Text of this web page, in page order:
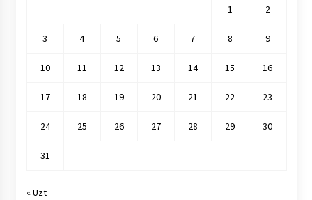
1
2
3 4 5 6 7 8 9
10 11 12 13 14 15 16
17 18 19 20 21 22 23
24 25 26 27 28 29 30
31
« Uzt